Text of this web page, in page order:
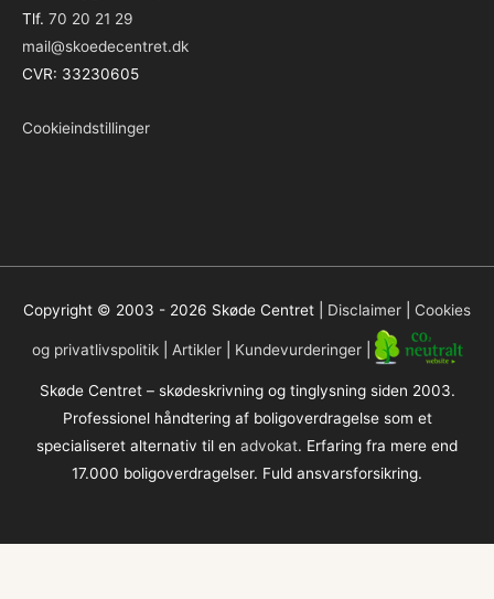
Tlf. 70 20 21 29
mail@skoedecentret.dk
CVR: 33230605
Cookieindstillinger
Copyright © 2003 - 2026 Skøde Centret Disclaimer Cookies
og privatlivspolitik| Artikler| Kundevurderinger|
Skøde Centret – skødeskrivning og tinglysning siden 2003.
Professionel håndtering af boligoverdragelse som et
specialiseret alternativ til en advokat. Erfaring fra mere end
17.000 boligoverdragelser. Fuld ansvarsforsikring.